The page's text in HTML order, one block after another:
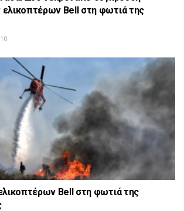
Bell στη φωτιά της
Bell στη φωτιά της